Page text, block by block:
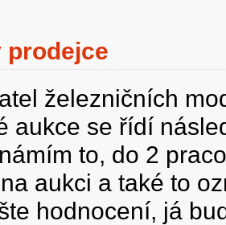
prodejce
železničních
aukce se řídí
to, do 2
aukci a také to
hodnocení, já